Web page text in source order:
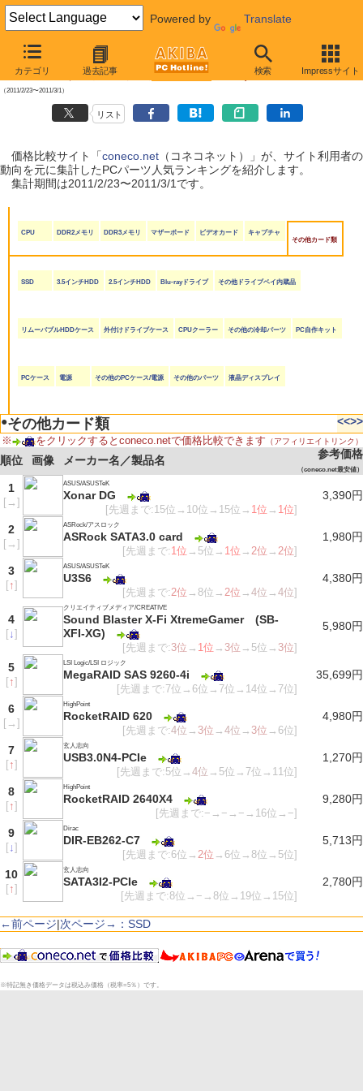
Powered by Translate
カテゴリ 過去記事 検索 Impressサイト
【 2011年3月5日号 】
coneco.net人気ランキング（PCパーツ編）
（2011/2/23〜2011/3/1）
リスト
価格比較サイト「coneco.net（コネコネット）」が、サイト利用者の
動向を元に集計したPCパーツ人気ランキングを紹介します。
集計期間は2011/2/23〜2011/3/1です。
CPU DDR2メモリ DDR3メモリ マザーボード ビデオカード
キャプチャ
その他カード類
SSD 3.5インチHDD 2.5インチHDD Blu-rayドライブ その他ドライブベイ内蔵品
リムーバブルHDDケース 外付けドライブケース CPUクーラー その他の冷却パーツ PC自作キット
PCケース 電源 その他のPCケース/電源 その他のパーツ 液晶ディスプレイ
●その他カード類 <<>>
※ をクリックするとconeco.netで価格比較できます （アフィリエイトリンク）
順位 画像 メーカー名／製品名 参考価格
（coneco.net最安値）
1
[→ ]
ASUS/ASUSTeK
Xonar DG
[先週まで:15位→10位→15位→ 1位 → 1位]
3,390円
2
[→ ]
ASRock/アスロック
ASRock SATA3.0 card
[先週まで:1位 →5位→ 1位 →2位 →2位]
1,980円
3
[↑]
ASUS/ASUSTeK
U3S6
[先週まで:2位 →8位→2位 →4位 →4位]
4,380円
4
[↓]
クリエイティブメディア/CREATIVE
Sound Blaster X-Fi XtremeGamer (SB-
XFI-XG)
[先週まで:3位 → 1位 → 3位 →5位→ 3位]
5,980円
5
[↑]
LSI Logic/LSI ロジック
MegaRAID SAS 9260-4i
[先週まで:7位→6位→7位→14位→7位]
35,699円
6
[→ ]
HighPoint
RocketRAID 620
[先週まで:4位 → 3位 →4位 → 3位 →6位]
4,980円
7
[↑]
玄人志向
USB3.0N4-PCIe
[先週まで:5位→4位 →5位→7位→11位]
1,270円
8
[↑]
HighPoint
RocketRAID 2640X4
[先週まで:−→−→−→16位→−]
9,280円
9
[↓]
Dirac
DIR-EB262-C7
[先週まで:6位→2位 →6位→8位→5位]
5,713円
10
[↑]
玄人志向
SATA3I2-PCIe
[先週まで:8位→−→8位→19位→15位]
2,780円
←前ページ|次ページ→：SSD
※特記無き価格データは税込み価格（税率=5％）です。